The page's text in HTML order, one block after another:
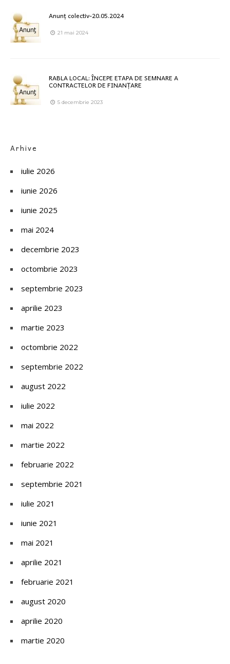
Anunț colectiv-20.05.2024
21 mai 2024
RABLA LOCAL: ÎNCEPE ETAPA DE SEMNARE A
CONTRACTELOR DE FINANȚARE
5 decembrie 2023
Arhive
iulie 2026
iunie 2026
iunie 2025
mai 2024
decembrie 2023
octombrie 2023
septembrie 2023
aprilie 2023
martie 2023
octombrie 2022
septembrie 2022
august 2022
iulie 2022
mai 2022
martie 2022
februarie 2022
septembrie 2021
iulie 2021
iunie 2021
mai 2021
aprilie 2021
februarie 2021
august 2020
aprilie 2020
martie 2020